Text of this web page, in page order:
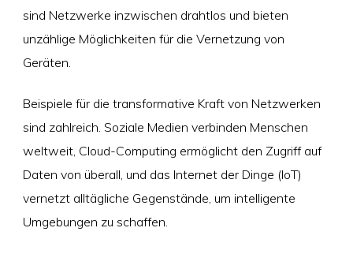
sind Netzwerke inzwischen drahtlos und bieten
unzählige Möglichkeiten für die Vernetzung von
Geräten.
Beispiele für die transformative Kraft von Netzwerken
sind zahlreich. Soziale Medien verbinden Menschen
weltweit, Cloud-Computing ermöglicht den Zugriff auf
Daten von überall, und das Internet der Dinge (IoT)
vernetzt alltägliche Gegenstände, um intelligente
Umgebungen zu schaffen.